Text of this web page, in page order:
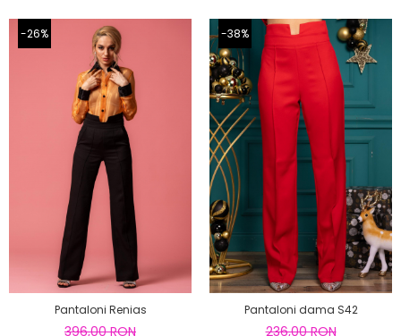
-26%
Pantaloni Renias
396,00 RON
-38%
Pantaloni dama S42
236,00 RON